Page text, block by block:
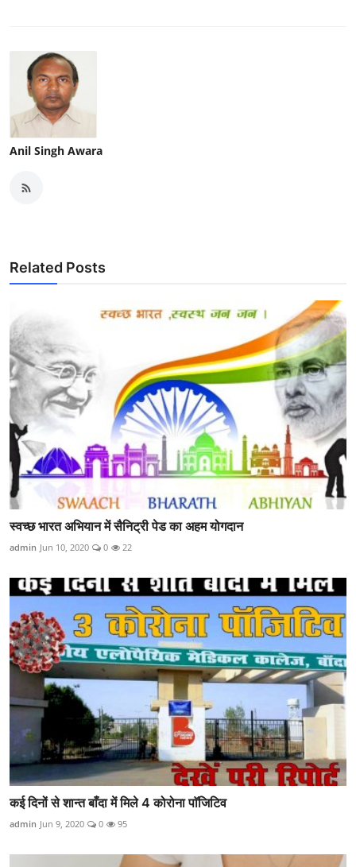
Anil Singh Awara
Related Posts
स्वच्छ भारत अभियान में सैनिट्री पेड का अहम योगदान
admin Jun 10, 2020 0 22
कई दिनों से शान्त बाँदा में मिले 4 कोरोना पाॅजिटिव
admin Jun 9, 2020 0 95